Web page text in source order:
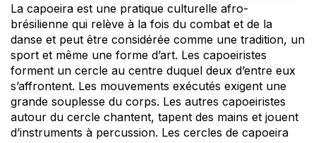
La capoeira est une pratique culturelle afro-
brésilienne qui relève à la fois du combat et de la
danse et peut être considérée comme une tradition, un
sport et même une forme d’art. Les capoeiristes
forment un cercle au centre duquel deux d’entre eux
s’affrontent. Les mouvements exécutés exigent une
grande souplesse du corps. Les autres capoeiristes
autour du cercle chantent, tapent des mains et jouent
d’instruments à percussion. Les cercles de capoeira